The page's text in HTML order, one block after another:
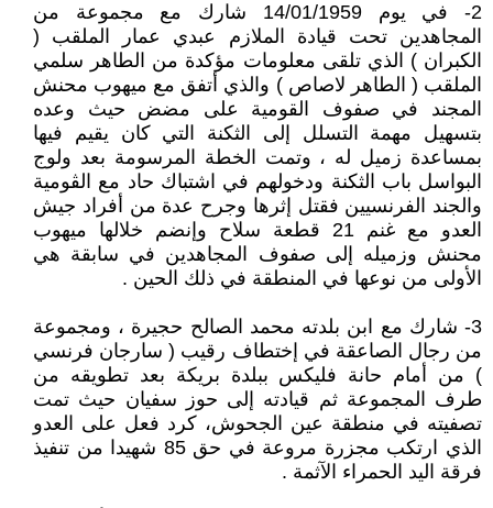
2- في يوم 14/01/1959 شارك مع مجموعة من
المجاهدين تحت قيادة الملازم عبدي عمار الملقب (
الكبران ) الذي تلقى معلومات مؤكدة من الطاهر سلمي
الملقب ( الطاهر لاصاص ) والذي أتفق مع ميهوب محنش
المجند في صفوف القومية على مضض حيث وعده
بتسهيل مهمة التسلل إلى الثكنة التي كان يقيم فيها
بمساعدة زميل له ، وتمت الخطة المرسومة بعد ولوج
البواسل باب الثكنة ودخولهم في اشتباك حاد مع الڨومية
والجند الفرنسيين فقتل إثرها وجرح عدة من أفراد جيش
العدو مع غنم 21 قطعة سلاح وإنضم خلالها ميهوب
محنش وزميله إلى صفوف المجاهدين في سابقة هي
الأولى من نوعها في المنطقة في ذلك الحين .
3- شارك مع ابن بلدته محمد الصالح حجيرة ، ومجموعة
من رجال الصاعقة في إختطاف رقيب ( سارجان فرنسي
) من أمام حانة فليكس ببلدة بريكة بعد تطويقه من
طرف المجموعة ثم قيادته إلى حوز سفيان حيث تمت
تصفيته في منطقة عين الجحوش، كرد فعل على العدو
الذي ارتكب مجزرة مروعة في حق 85 شهيدا من تنفيذ
فرقة اليد الحمراء الآثمة .